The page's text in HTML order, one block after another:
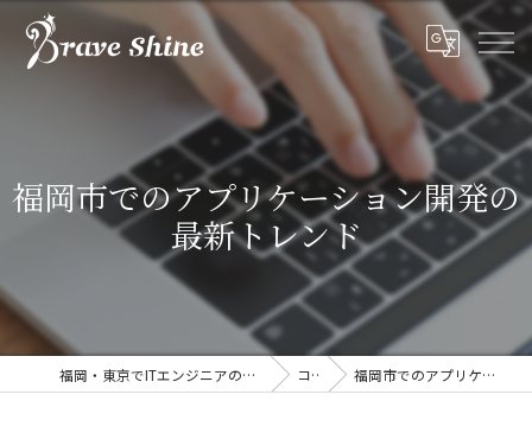
福岡市でのアプリケーション開発の
最新トレンド
福岡・東京でITエンジニアの求人なら株式会社ブレイブシャイン コラム 福岡市でのアプリケーション開発の最新トレンド